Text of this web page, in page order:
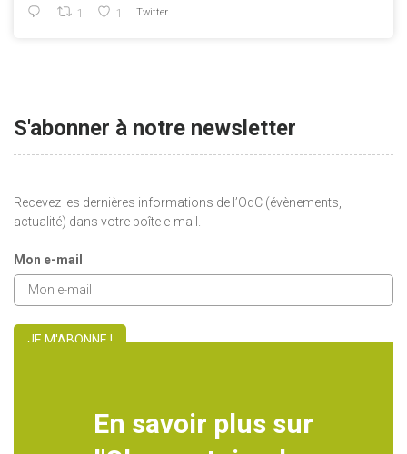
1 1 Twitter
S'abonner à notre newsletter
Recevez les dernières informations de l’OdC (évènements,
actualité) dans votre boîte e-mail.
Mon e-mail
JE M'ABONNE !
En savoir plus sur